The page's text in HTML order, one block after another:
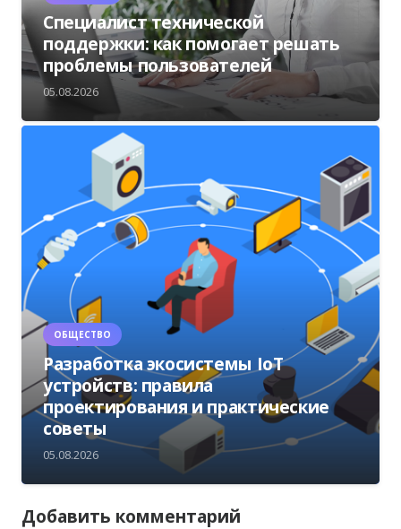
Специалист технической
поддержки: как помогает решать
проблемы пользователей
05.08.2026
ОБЩЕСТВО
Разработка экосистемы IoT
устройств: правила
проектирования и практические
советы
05.08.2026
Добавить комментарий